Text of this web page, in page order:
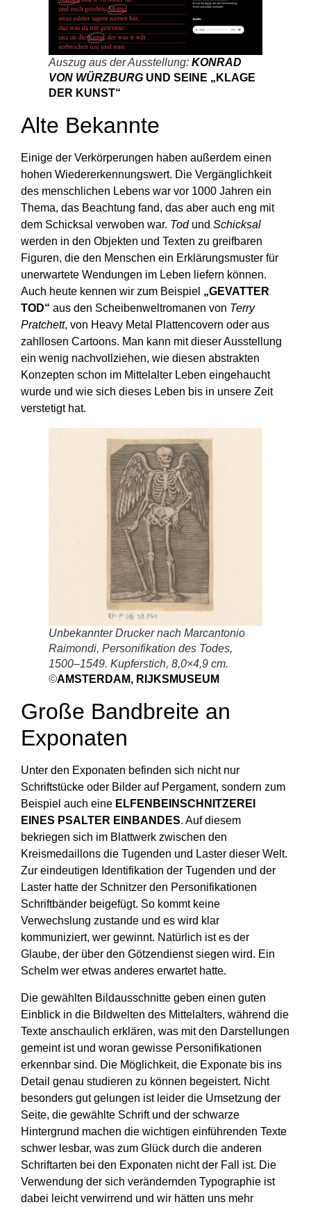
Auszug aus der Ausstellung: KONRAD
VON WÜRZBURG UND SEINE „KLAGE
DER KUNST“
Alte Bekannte
Einige der Verkörperungen haben außerdem einen
hohen Wiedererkennungswert. Die Vergänglichkeit
des menschlichen Lebens war vor 1000 Jahren ein
Thema, das Beachtung fand, das aber auch eng mit
dem Schicksal verwoben war. Todund Schicksal
werden in den Objekten und Texten zu greifbaren
Figuren, die den Menschen ein Erklärungsmuster für
unerwartete Wendungen im Leben liefern können.
Auch heute kennen wir zum Beispiel „GEVATTER
TOD“ aus den Scheibenweltromanen von Terry
Pratchett, von Heavy Metal Plattencovern oder aus
zahllosen Cartoons. Man kann mit dieser Ausstellung
ein wenig nachvollziehen, wie diesen abstrakten
Konzepten schon im Mittelalter Leben eingehaucht
wurde und wie sich dieses Leben bis in unsere Zeit
verstetigt hat.
Unbekannter Drucker nach Marcantonio
Raimondi, Personifikation des Todes,
1500–1549. Kupferstich, 8,0×4,9 cm.
©AMSTERDAM, RIJKSMUSEUM
Große Bandbreite an
Exponaten
Unter den Exponaten befinden sich nicht nur
Schriftstücke oder Bilder auf Pergament, sondern zum
Beispiel auch eine ELFENBEINSCHNITZEREI
EINES PSALTER EINBANDES. Auf diesem
bekriegen sich im Blattwerk zwischen den
Kreismedaillons die Tugenden und Laster dieser Welt.
Zur eindeutigen Identifikation der Tugenden und der
Laster hatte der Schnitzer den Personifikationen
Schriftbänder beigefügt. So kommt keine
Verwechslung zustande und es wird klar
kommuniziert, wer gewinnt. Natürlich ist es der
Glaube, der über den Götzendienst siegen wird. Ein
Schelm wer etwas anderes erwartet hatte.
Die gewählten Bildausschnitte geben einen guten
Einblick in die Bildwelten des Mittelalters, während die
Texte anschaulich erklären, was mit den Darstellungen
gemeint ist und woran gewisse Personifikationen
erkennbar sind. Die Möglichkeit, die Exponate bis ins
Detail genau studieren zu können begeistert. Nicht
besonders gut gelungen ist leider die Umsetzung der
Seite, die gewählte Schrift und der schwarze
Hintergrund machen die wichtigen einführenden Texte
schwer lesbar, was zum Glück durch die anderen
Schriftarten bei den Exponaten nicht der Fall ist. Die
Verwendung der sich verändernden Typographie ist
dabei leicht verwirrend und wir hätten uns mehr